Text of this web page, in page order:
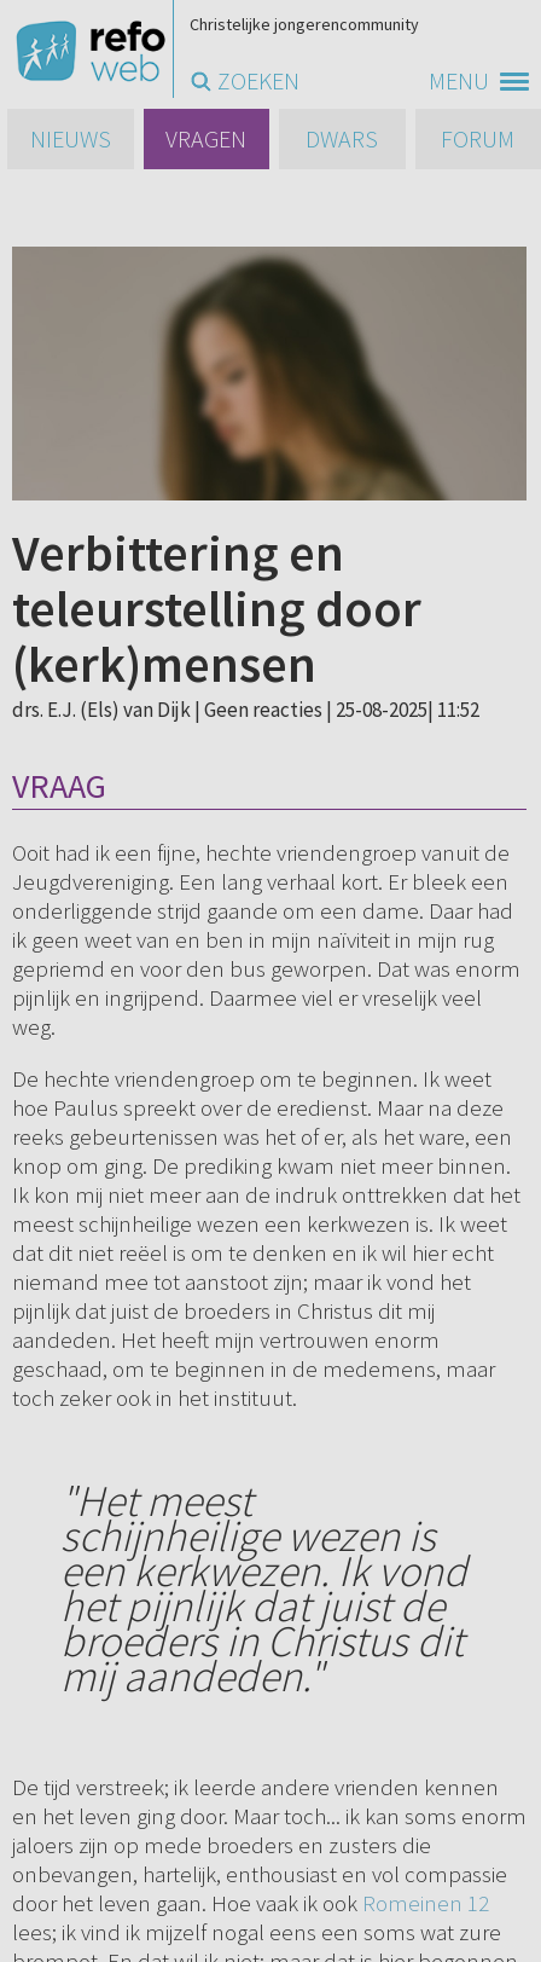
MENU
Christelijke jongerencommunity
ZOEKEN
NIEUWS
VRAGEN DWARS FORUM
Verbittering en
teleurstelling door
(kerk)mensen
drs. E.J. (Els) van Dijk | Geen reacties | 25-08-2025| 11:52
VRAAG
Ooit had ik een fijne, hechte vriendengroep vanuit de
Jeugdvereniging. Een lang verhaal kort. Er bleek een
onderliggende strijd gaande om een dame. Daar had
ik geen weet van en ben in mijn naïviteit in mijn rug
gepriemd en voor den bus geworpen. Dat was enorm
pijnlijk en ingrijpend. Daarmee viel er vreselijk veel
weg.
De hechte vriendengroep om te beginnen. Ik weet
hoe Paulus spreekt over de eredienst. Maar na deze
reeks gebeurtenissen was het of er, als het ware, een
knop om ging. De prediking kwam niet meer binnen.
Ik kon mij niet meer aan de indruk onttrekken dat het
meest schijnheilige wezen een kerkwezen is. Ik weet
dat dit niet reëel is om te denken en ik wil hier echt
niemand mee tot aanstoot zijn; maar ik vond het
pijnlijk dat juist de broeders in Christus dit mij
aandeden. Het heeft mijn vertrouwen enorm
geschaad, om te beginnen in de medemens, maar
toch zeker ook in het instituut.
"Het meest
schijnheilige wezen is
een kerkwezen. Ik vond
het pijnlijk dat juist de
broeders in Christus dit
mij aandeden."
De tijd verstreek; ik leerde andere vrienden kennen
en het leven ging door. Maar toch... ik kan soms enorm
jaloers zijn op mede broeders en zusters die
onbevangen, hartelijk, enthousiast en vol compassie
door het leven gaan. Hoe vaak ik ook Romeinen 12
lees; ik vind ik mijzelf nogal eens een soms wat zure